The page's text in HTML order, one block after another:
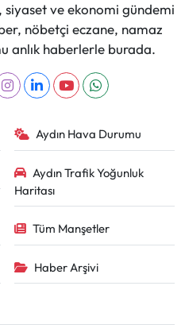
siyaset ve ekonomi gündemi
nöbetçi eczane, namaz
anlık haberlerle burada.
Aydın Hava Durumu
Aydın Trafik Yoğunluk
Haritası
Tüm Manşetler
Haber Arşivi